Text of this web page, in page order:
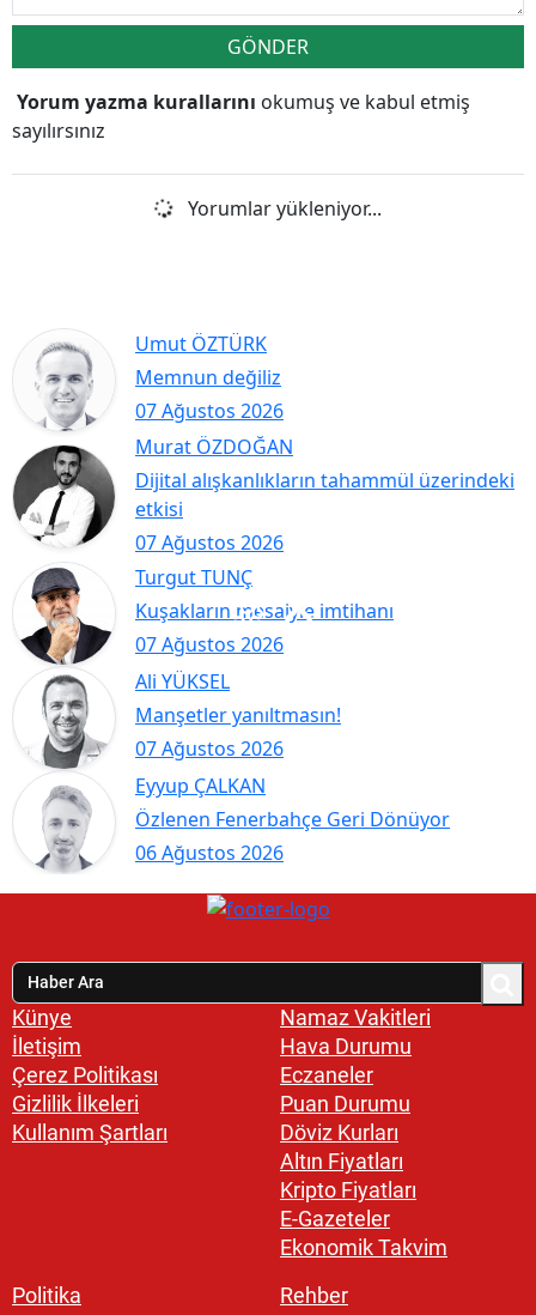
GÖNDER
Yorum yazma kurallarını okumuş ve kabul etmiş
sayılırsınız
Yorumlar yükleniyor...
Umut ÖZTÜRK
07 Ağustos 2026
Memnun değiliz
Murat ÖZDOĞAN
07 Ağustos 2026
Dijital alışkanlıkların tahammül üzerindeki
etkisi
Turgut TUNÇ
07 Ağustos 2026
Kuşakların mesaiyle imtihanı
Ali YÜKSEL
07 Ağustos 2026
Manşetler yanıltmasın!
Eyyup ÇALKAN
06 Ağustos 2026
Özlenen Fenerbahçe Geri Dönüyor
Künye
İletişim
Çerez Politikası
Gizlilik İlkeleri
Kullanım Şartları
Namaz Vakitleri
Hava Durumu
Eczaneler
Puan Durumu
Döviz Kurları
Altın Fiyatları
Kripto Fiyatları
E-Gazeteler
Ekonomik Takvim
Politika
Rehber